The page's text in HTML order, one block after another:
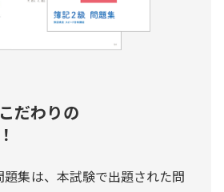
だわりの
題集は、本試験で出題された問